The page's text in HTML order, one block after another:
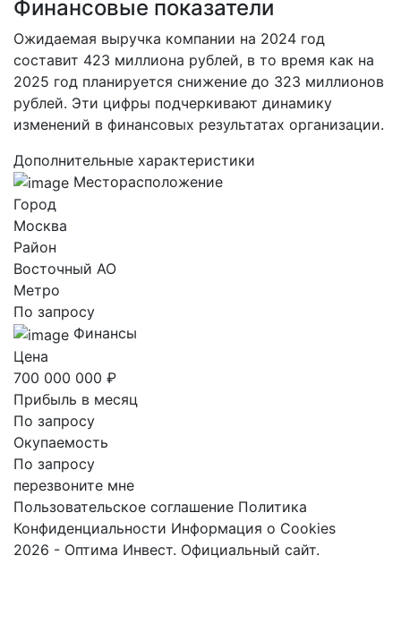
Финансовые показатели
Ожидаемая выручка компании на 2024 год
составит 423 миллиона рублей, в то время как на
2025 год планируется снижение до 323 миллионов
рублей. Эти цифры подчеркивают динамику
изменений в финансовых результатах организации.
Дополнительные характеристики
Месторасположение
Город
Москва
Район
Восточный AO
Метро
По запросу
Финансы
Цена
700 000 000 ₽
Прибыль в месяц
По запросу
Окупаемость
По запросу
перезвоните мне
Пользовательское соглашение Политика
Конфиденциальности Информация о Cookies
2026 - Оптима Инвест. Официальный сайт.